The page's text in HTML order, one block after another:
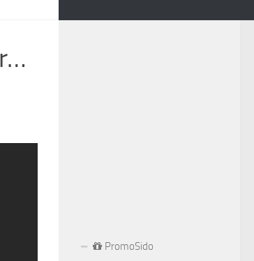
PromoSido